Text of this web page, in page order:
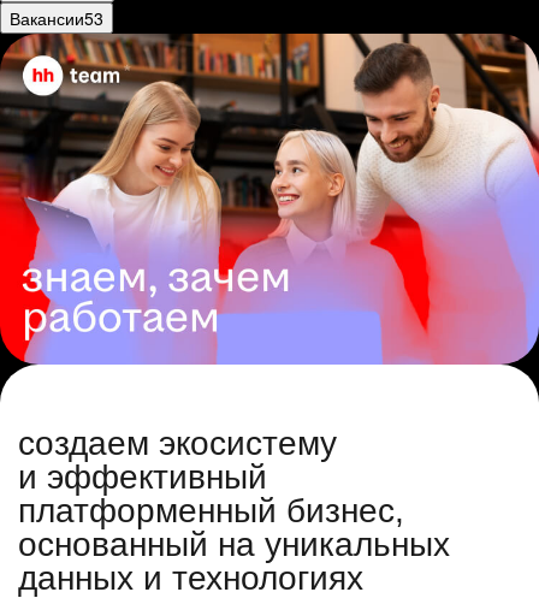
Вакансии53
создаем экосистему
и эффективный
платформенный бизнес,
основанный на уникальных
данных и технологиях